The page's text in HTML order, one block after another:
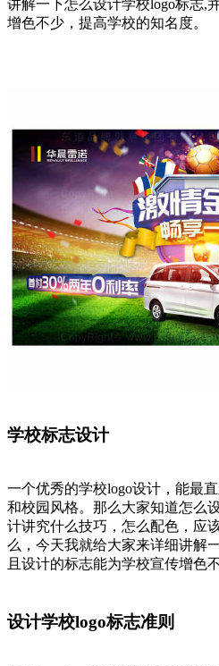
讲解一下怎么设计学校logo标志,
增色不少，提高学校的知名度。
学校标志设计
一个优秀的学校logo设计，能最
和校园风格。那么大家知道怎么
计讲究什么技巧，怎么配色，应
么，今天我就给大家来详细讲解
且设计的标志能为学校宣传增色
设计学校logo标志准则